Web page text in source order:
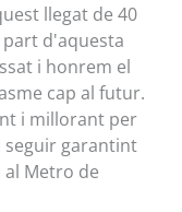
llegat de 40
d'aquesta
i honrem el
cap al futur.
i millorant per
garantint
al Metro de